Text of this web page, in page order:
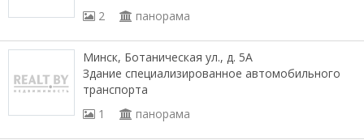
2
панорама
Минск, Ботаническая ул., д. 5А
Здание специализированное автомобильного
транспорта
1
панорама